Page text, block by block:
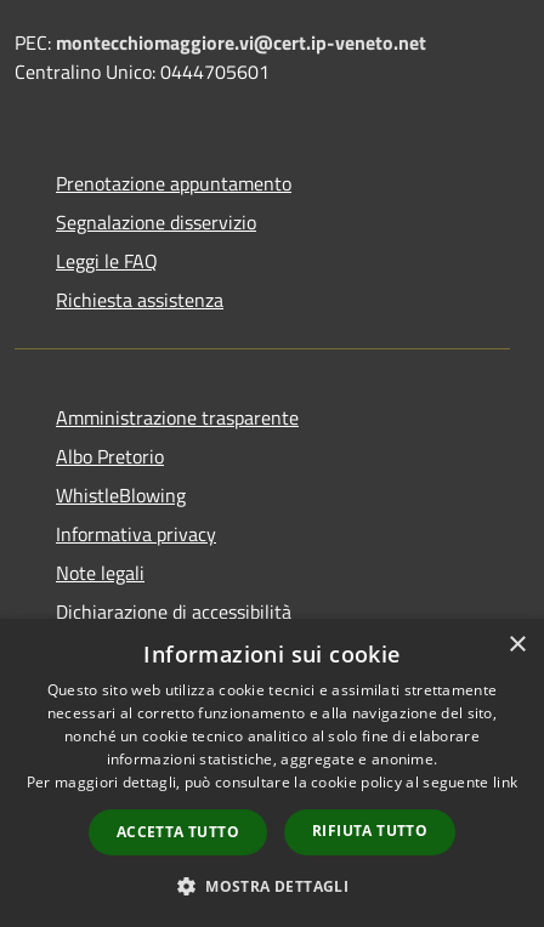
PEC: montecchiomaggiore.vi@cert.ip-veneto.net
Centralino Unico: 0444705601
Prenotazione appuntamento
Segnalazione disservizio
Leggi le FAQ
Richiesta assistenza
Amministrazione trasparente
Albo Pretorio
WhistleBlowing
Informativa privacy
Note legali
Dichiarazione di accessibilità
Accessibilità
Privacy
Mappa del sito
Obiettivi di accessibilità
Copyright © 2026 • Città di
Montecchio Maggiore •
Powered byMunicipium •
Accesso redazione
×
Informazioni sui cookie
Questo sito web utilizza cookie tecnici e assimilati strettamente
necessari al corretto funzionamento e alla navigazione del sito,
nonché un cookie tecnico analitico al solo fine di elaborare
informazioni statistiche, aggregate e anonime.
Per maggiori dettagli, può consultare la cookie policy al seguente link
ACCETTA TUTTO RIFIUTA TUTTO
MOSTRA DETTAGLI